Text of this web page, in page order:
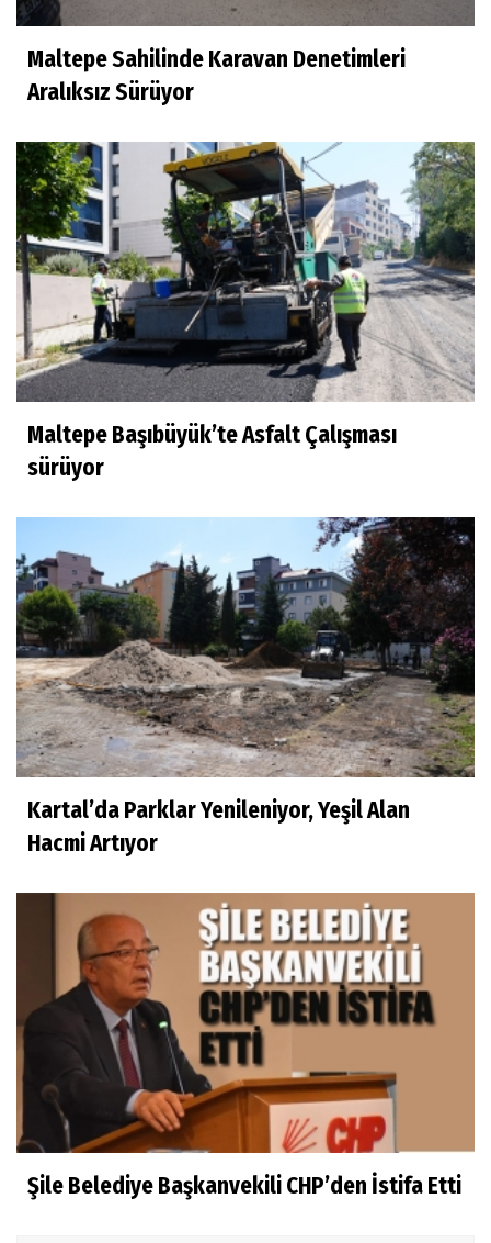
Maltepe Sahilinde Karavan Denetimleri
Aralıksız Sürüyor
Maltepe Başıbüyük’te Asfalt Çalışması
sürüyor
Kartal’da Parklar Yenileniyor, Yeşil Alan
Hacmi Artıyor
Şile Belediye Başkanvekili CHP’den İstifa Etti